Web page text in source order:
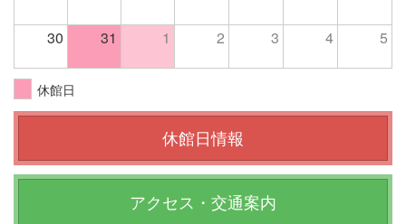
30 31 1 2 3 4 5
休館日
休館日情報
アクセス・交通案内